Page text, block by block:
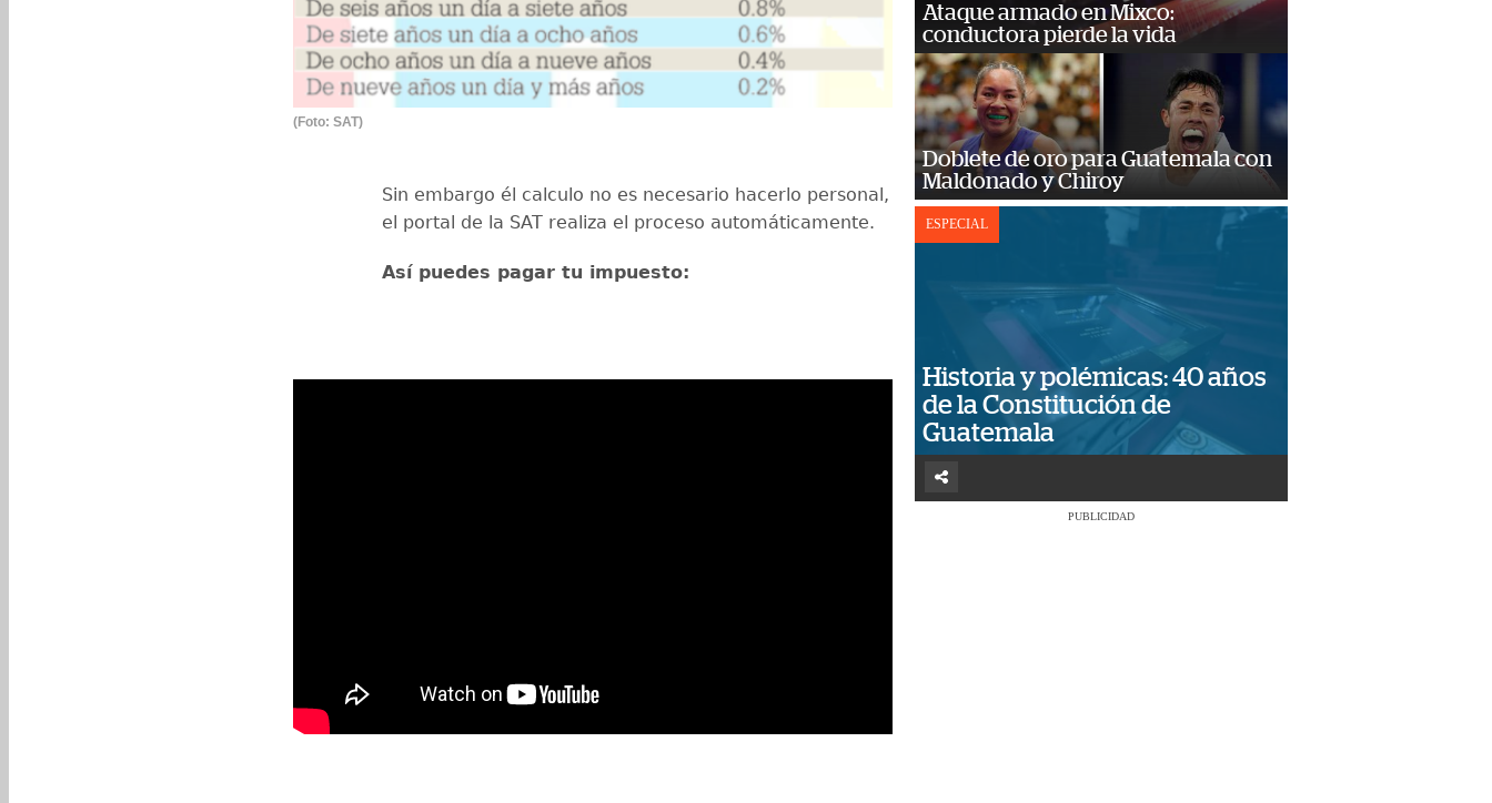
(Foto: SAT)
Sin embargo él calculo no es necesario hacerlo personal,
el portal de la SAT realiza el proceso automáticamente.
Así puedes pagar tu impuesto:
Ataque armado en Mixco:
conductora pierde la vida
Doblete de oro para Guatemala con
Maldonado y Chiroy
ESPECIAL
Historia y polémicas: 40 años
de la Constitución de
Guatemala
PUBLICIDAD